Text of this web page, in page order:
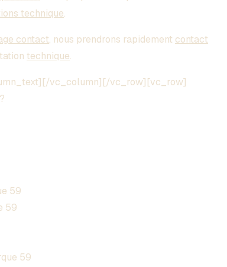
technique.
contact, nous prendrons rapidement contact
technique.
vc_column][/vc_row][vc_row]
59
59
59